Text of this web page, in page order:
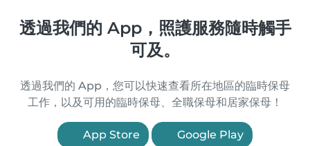
透過我們的 App，照護服務隨時觸手
可及。
透過我們的 App，您可以快速查看所在地區的臨時保母
工作，以及可用的臨時保母、全職保母和居家保母！
App Store Google Play